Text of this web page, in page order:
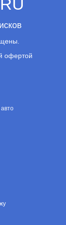
офертой